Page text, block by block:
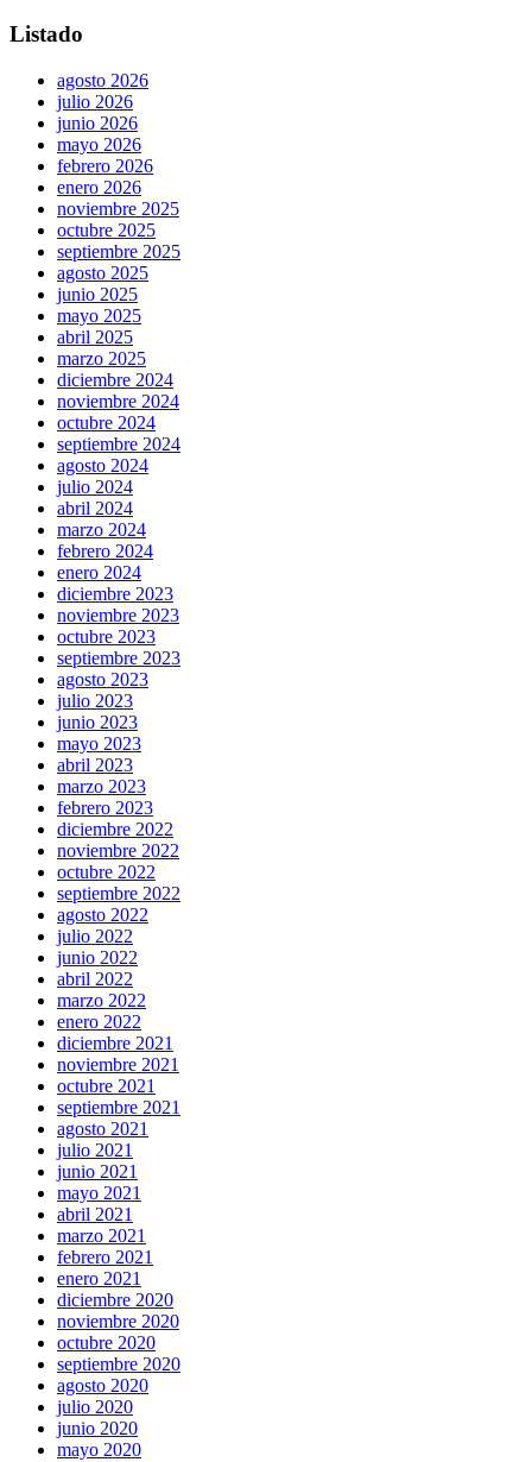
Listado
agosto 2026
julio 2026
junio 2026
mayo 2026
febrero 2026
enero 2026
noviembre 2025
octubre 2025
septiembre 2025
agosto 2025
junio 2025
mayo 2025
abril 2025
marzo 2025
diciembre 2024
noviembre 2024
octubre 2024
septiembre 2024
agosto 2024
julio 2024
abril 2024
marzo 2024
febrero 2024
enero 2024
diciembre 2023
noviembre 2023
octubre 2023
septiembre 2023
agosto 2023
julio 2023
junio 2023
mayo 2023
abril 2023
marzo 2023
febrero 2023
diciembre 2022
noviembre 2022
octubre 2022
septiembre 2022
agosto 2022
julio 2022
junio 2022
abril 2022
marzo 2022
enero 2022
diciembre 2021
noviembre 2021
octubre 2021
septiembre 2021
agosto 2021
julio 2021
junio 2021
mayo 2021
abril 2021
marzo 2021
febrero 2021
enero 2021
diciembre 2020
noviembre 2020
octubre 2020
septiembre 2020
agosto 2020
julio 2020
junio 2020
mayo 2020